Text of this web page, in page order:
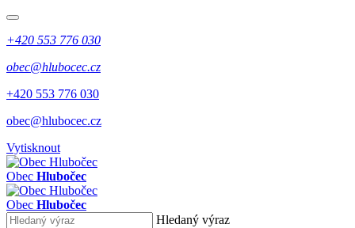
+420 553 776 030
obec@hlubocec.cz
+420 553 776 030
obec@hlubocec.cz
Vytisknout
Obec Hlubočec
Obec Hlubočec
Hledaný výraz